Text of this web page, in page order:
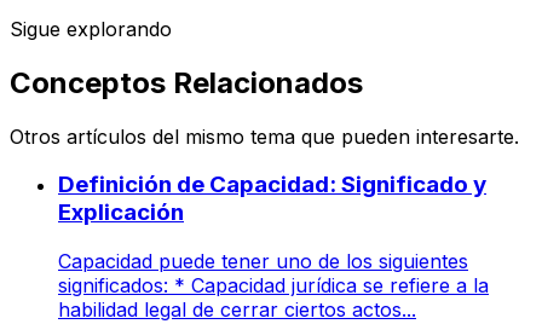
Sigue explorando
Conceptos Relacionados
Otros artículos del mismo tema que pueden interesarte.
Definición de Capacidad: Significado y
Explicación
Capacidad puede tener uno de los siguientes
significados: * Capacidad jurídica se refiere a la
habilidad legal de cerrar ciertos actos...